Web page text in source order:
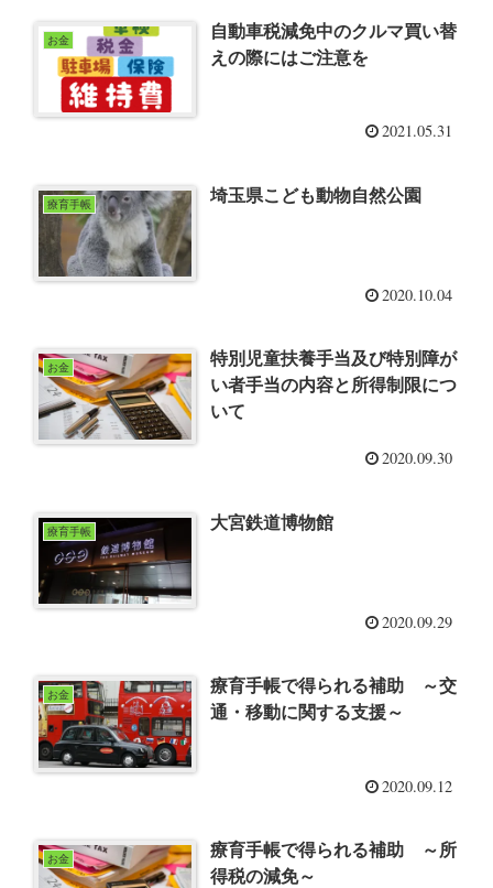
お金
自動車税減免中のクルマ買い替
えの際にはご注意を
2021.05.31
療育手帳 埼玉県こども動物自然公園
2020.10.04
お金
特別児童扶養手当及び特別障が
い者手当の内容と所得制限につ
いて
2020.09.30
療育手帳 大宮鉄道博物館
2020.09.29
お金
療育手帳で得られる補助 ～交
通・移動に関する支援～
2020.09.12
お金
療育手帳で得られる補助 ～所
得税の減免～